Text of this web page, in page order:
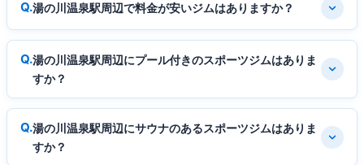
湯の川温泉駅周辺で料金が安いジムはありますか？
湯の川温泉駅周辺にプール付きのスポーツジムはありま
すか？
湯の川温泉駅周辺にサウナのあるスポーツジムはありま
すか？